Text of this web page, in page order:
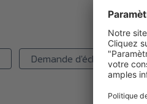
Demande d'échantillon